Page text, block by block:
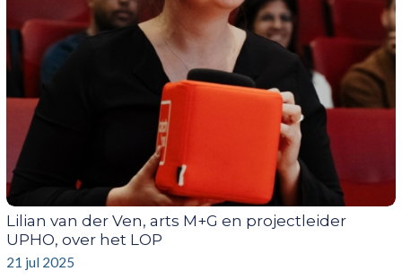
Lilian van der Ven, arts M+G en projectleider
UPHO, over het LOP
21 jul 2025